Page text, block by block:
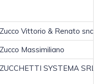
Zucco Vittorio & Renato snc
Zucco Massimiliano
ZUCCHETTI SYSTEMA SRL